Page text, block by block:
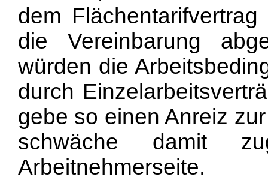
dem
die Vereinbarung
würden die
durch
gebe so einen Anreiz
schwäche damit
Arbeitnehmerseite.